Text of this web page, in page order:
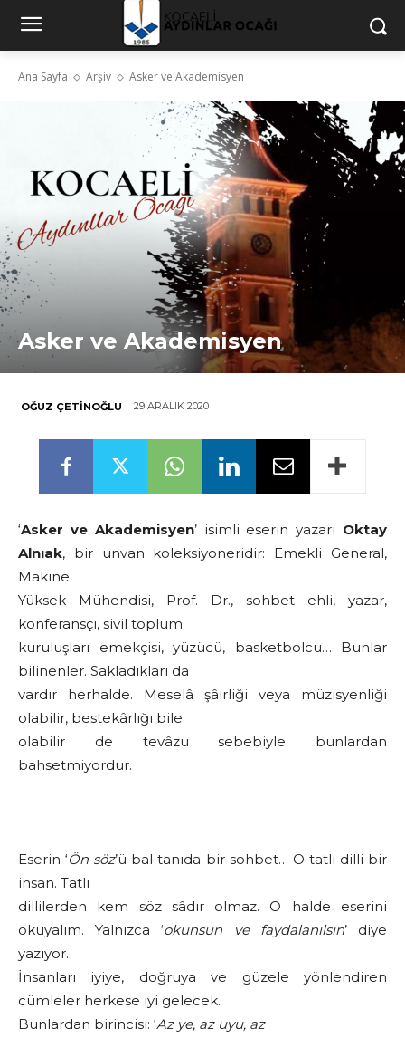
Ana Sayfa Arşiv Asker ve Akademisyen
Asker ve Akademisyen
OĞUZ ÇETINOĞLU 29 ARALIK 2020
‘Asker ve Akademisyen’ isimli eserin yazarı Oktay
Alnıak, bir unvan koleksiyoneridir: Emekli General,
Makine
Yüksek Mühendisi, Prof. Dr., sohbet ehli, yazar,
konferansçı, sivil toplum
kuruluşları emekçisi, yüzücü, basketbolcu… Bunlar
bilinenler. Sakladıkları da
vardır herhalde. Meselâ şâirliği veya müzisyenliği
olabilir, bestekârlığı bile
olabilir de tevâzu sebebiyle bunlardan
bahsetmiyordur.
Eserin ‘Ön söz’ü bal tanıda bir sohbet… O tatlı dilli bir
insan. Tatlı
dillilerden kem söz sâdır olmaz. O halde eserini
okuyalım. Yalnızca ‘okunsun ve faydalanılsın’ diye
yazıyor.
İnsanları iyiye, doğruya ve güzele yönlendiren
cümleler herkese iyi gelecek.
Bunlardan birincisi: ‘Az ye, az uyu, az